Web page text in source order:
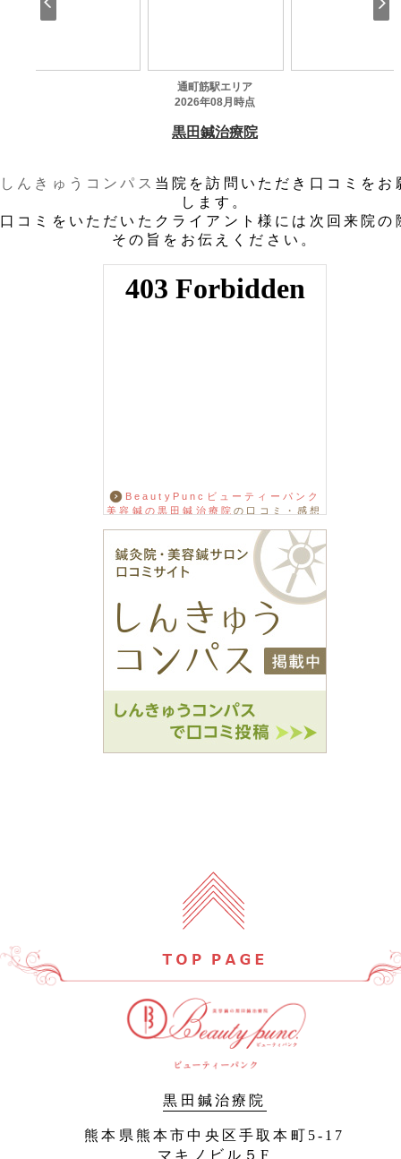
しんきゅうコンパス 当院を訪問いただき口コミをお
します。
口コミをいただいたクライアント様には次回来院の
その旨をお伝えください。
BeautyPuncビューティーパンク
美容鍼の黒田鍼治療院の口コミ・感想
黒田鍼治療院
熊本県熊本市中央区手取本町5-17
マキノビル５F